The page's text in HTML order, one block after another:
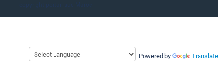
Powered by Translate